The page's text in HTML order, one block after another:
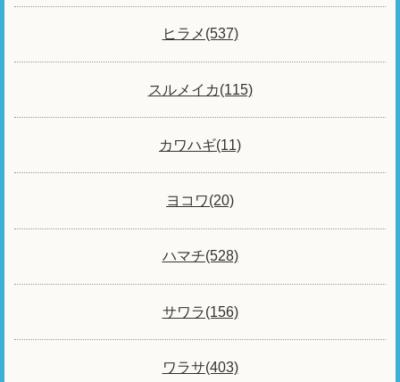
ヒラメ(537)
スルメイカ(115)
カワハギ(11)
ヨコワ(20)
ハマチ(528)
サワラ(156)
ワラサ(403)